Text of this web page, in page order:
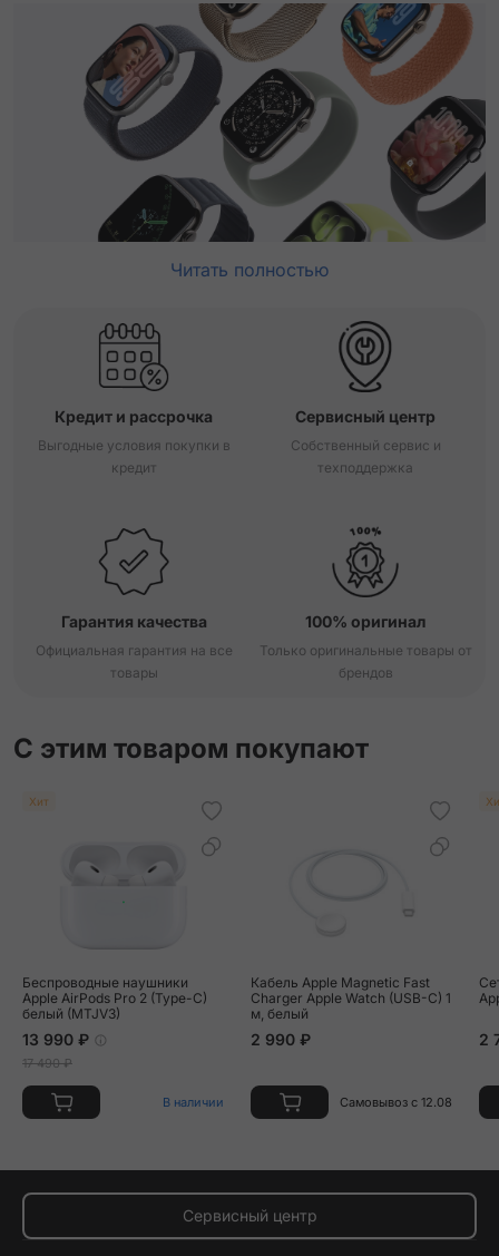
Читать полностью
Кредит и рассрочка
Выгодные условия покупки в
кредит
Сервисный центр
Собственный сервис и
техподдержка
Гарантия качества
Официальная гарантия на все
товары
100% оригинал
Только оригинальные товары от
брендов
С этим товаром покупают
Хит
Беспроводные наушники
Apple AirPods Pro 2 (Type-C)
белый (MTJV3)
13 990 ₽
17 490 ₽
В наличии
Кабель Apple Magnetic Fast
Charger Apple Watch (USB-C) 1
м, белый
2 990 ₽
Самовывоз с 12.08
2
Сервисный центр